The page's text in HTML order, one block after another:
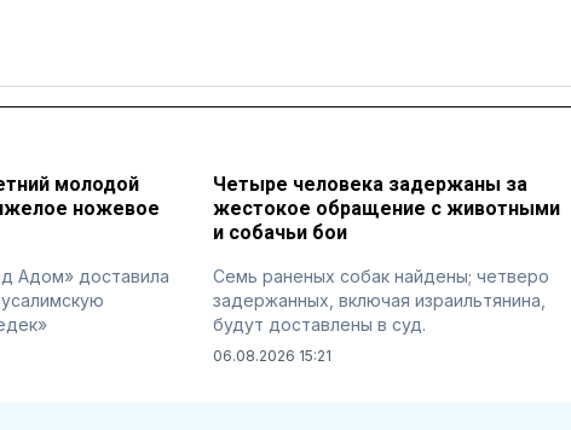
молодой
ножевое
Адом» доставила
Четыре человека задержаны за
жестокое обращение с животными
и собачьи бои
Семь раненых собак найдены; четверо
задержанных, включая израильтянина,
будут доставлены в суд.
06.08.2026 15:21